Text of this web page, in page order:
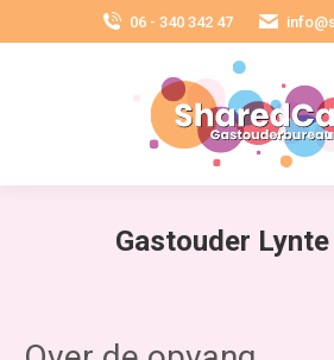
06 - 340 342 47
Gastouder